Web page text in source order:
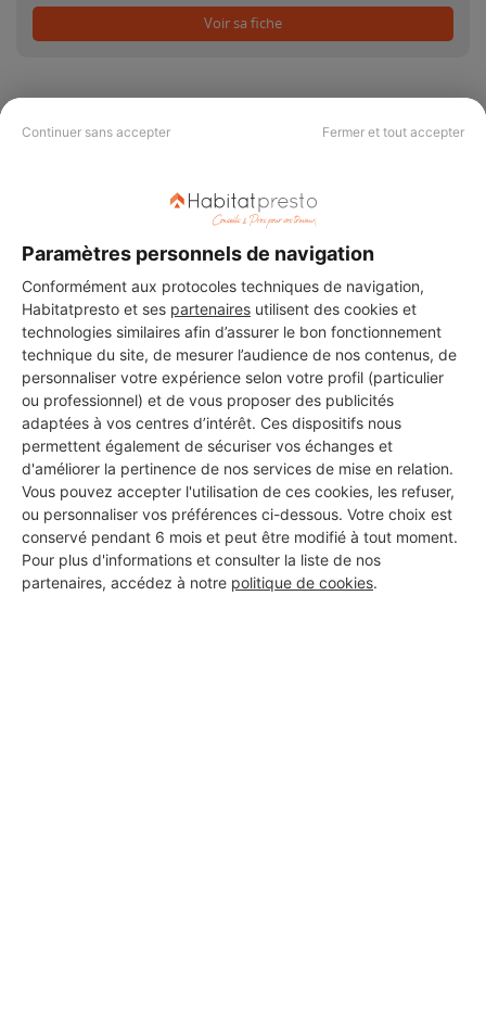
Continuer sans accepter Fermer et tout accepter
Paramètres personnels de navigation
Conformément aux protocoles techniques de navigation,
Habitatpresto et ses partenaires utilisent des cookies et
technologies similaires afin d’assurer le bon fonctionnement
technique du site, de mesurer l’audience de nos contenus, de
personnaliser votre expérience selon votre profil (particulier
ou professionnel) et de vous proposer des publicités
adaptées à vos centres d’intérêt. Ces dispositifs nous
permettent également de sécuriser vos échanges et
d'améliorer la pertinence de nos services de mise en relation.
Vous pouvez accepter l'utilisation de ces cookies, les refuser,
ou personnaliser vos préférences ci-dessous. Votre choix est
conservé pendant 6 mois et peut être modifié à tout moment.
Pour plus d'informations et consulter la liste de nos
partenaires, accédez à notre politique de cookies.
Voir sa fiche
PAS LE TEMPS DE
CHERCHER ?
Vous souhaitez réaliser des travaux et ne savez quel professionnel
choisir ? Demandez des devis travauxauprès de notre réseau de 5 000
professionnels partout en France.
DEMANDER UN DEVIS